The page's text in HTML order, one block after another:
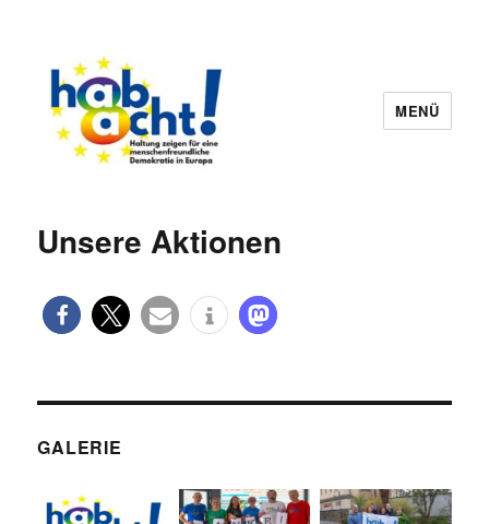
MENÜ
Unsere Aktionen
GALERIE